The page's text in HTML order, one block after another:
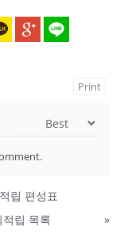
Print
립 편성표
립 목록
»